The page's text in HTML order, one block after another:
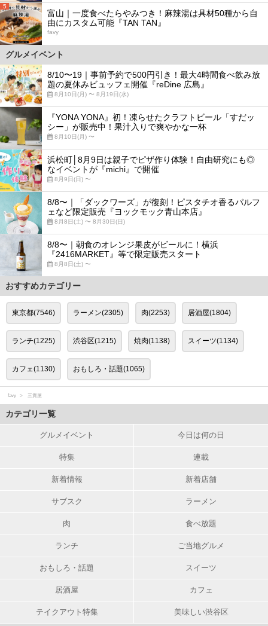
5
富山｜一度食べたらやみつき！麻辣湯は具材50種から自
由にカスタム可能『TAN TAN』
favy
グルメイベント
8/10〜19｜事前予約で500円引き！最大4時間食べ飲み放
題の夏休みビュッフェ開催『reDine 広島』
8月10日(月) 〜 8月19日(水)
『YONA YONA』初！凍らせたクラフトビール「すだッ
シー」が販売中！果汁入りで爽やかな一杯
8月10日(月) 〜
浜松町│8月9日は親子でピザ作り体験！自由研究にも◎
なイベントが『michi』で開催
8月9日(日) 〜
8/8〜｜「ダックワーズ」が復刻！ピスタチオ香るパルフ
ェなど限定販売『ヨックモック青山本店』
8月8日(土) 〜 8月30日(日)
8/8〜｜朝食のオレンジ果皮がビールに！横浜
『2416MARKET』等で限定販売スタート
8月8日(土) 〜
おすすめカテゴリー
東京都(7546) ラーメン(2305) 肉(2253) 居酒屋(1804)
ランチ(1225) 渋谷区(1215) 焼肉(1138) スイーツ(1134)
カフェ(1130) おもしろ・話題(1065)
favy 三貴屋
カテゴリ一覧
グルメイベント 今日は何の日
特集 連載
新着情報 新着店舗
サブスク ラーメン
肉 食べ放題
ランチ ご当地グルメ
おもしろ・話題 スイーツ
居酒屋 カフェ
テイクアウト特集 美味しい渋谷区